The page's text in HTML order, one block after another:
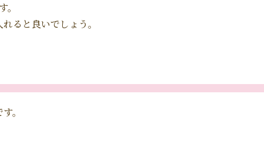
ると良いでしょう。
。